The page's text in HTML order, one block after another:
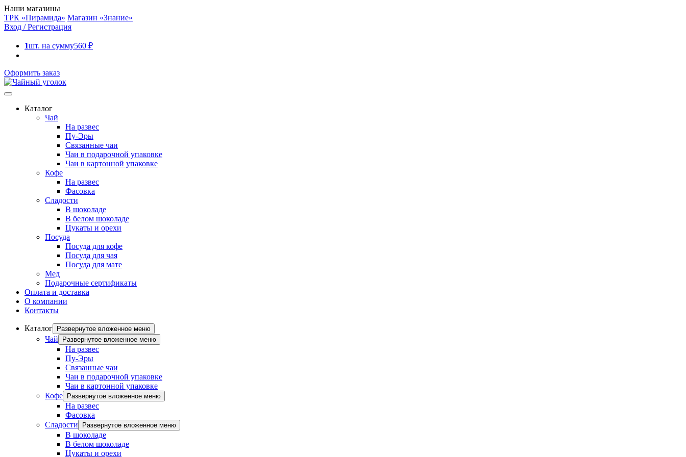
Наши магазины
ТРК «Пирамида» Магазин «Знание»
Вход / Регистрация
1шт. на сумму560 ₽
Оформить заказ
Каталог
Чай
На развес
Пу-Эры
Связанные чаи
Чаи в подарочной упаковке
Чаи в картонной упаковке
Кофе
На развес
Фасовка
Сладости
В шоколаде
В белом шоколаде
Цукаты и орехи
Посуда
Посуда для кофе
Посуда для чая
Посуда для мате
Мед
Подарочные сертификаты
Оплата и доставка
О компании
Контакты
Каталог Развернутое вложенное меню
Чай Развернутое вложенное меню
На развес
Пу-Эры
Связанные чаи
Чаи в подарочной упаковке
Чаи в картонной упаковке
Кофе
Развернутое вложенное меню
На развес
Фасовка
Сладости
Развернутое вложенное меню
В шоколаде
В белом шоколаде
Цукаты и орехи